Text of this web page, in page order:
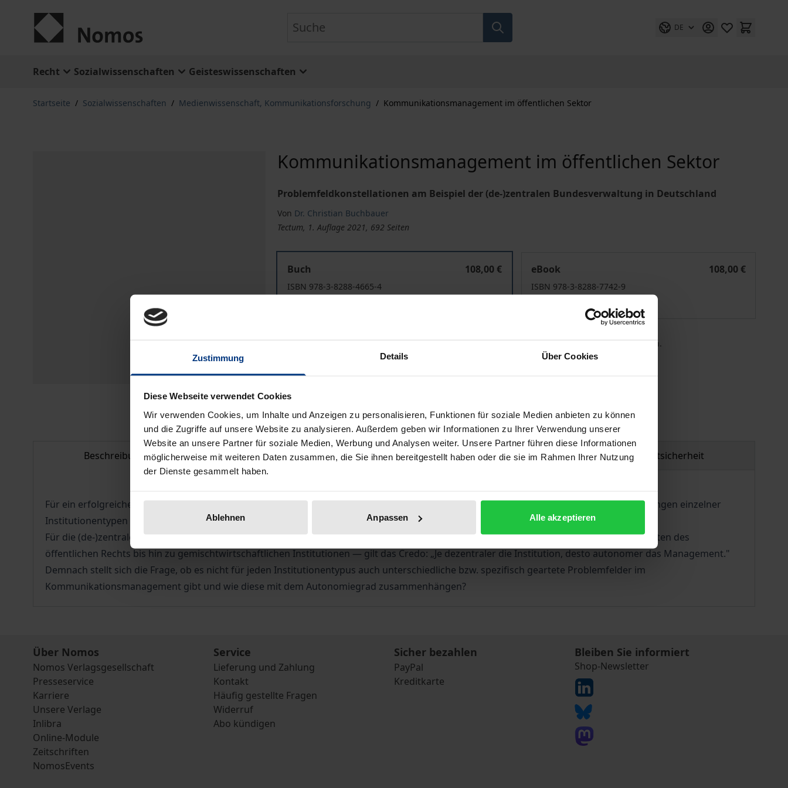
Zustimmung Details Über Cookies
Diese Webseite verwendet Cookies
Wir verwenden Cookies, um Inhalte und Anzeigen zu personalisieren, Funktionen für soziale Medien anbieten zu können
und die Zugriffe auf unsere Website zu analysieren. Außerdem geben wir Informationen zu Ihrer Verwendung unserer
Website an unsere Partner für soziale Medien, Werbung und Analysen weiter. Unsere Partner führen diese Informationen
möglicherweise mit weiteren Daten zusammen, die Sie ihnen bereitgestellt haben oder die sie im Rahmen Ihrer Nutzung
der Dienste gesammelt haben.
Ablehnen Anpassen Alle akzeptieren
DE
Recht Sozialwissenschaften Geisteswissenschaften
Startseite / Sozialwissenschaften / Medienwissenschaft, Kommunikationsforschung / Kommunikationsmanagement im öffentlichen Sektor
Kommunikationsmanagement im öffentlichen Sektor
Problemfeldkonstellationen am Beispiel der (de-)zentralen Bundesverwaltung in Deutschland
Von Dr. Christian Buchbauer
Tectum, 1. Auflage 2021, 692 Seiten
Buch
108,00 €
ISBN 978-3-8288-4665-4
eBook
108,00 €
ISBN 978-3-8288-7742-9
Preisangaben inkl. MwSt. Abhängig von der Lieferadresse kann die MwSt. an der Kasse variieren.
In den Warenkorb
Hinweise zu Versandkosten
Beschreibung Bibliografische Angaben Zusatzmaterial Produktsicherheit
Für ein erfolgreiches Kommunikationsmanagement sind die „Individualisierung“ und „Differenzierung“ von spezifischen Rahmenbedingungen einzelner
Institutionentypen mehr als essenziell.
Für die (de-)zentrale Bundesverwaltung in Deutschland — ausgehend von Kernverwaltung (z. B. Ministerien, Ämter, etc.) oder Körperschaften des
öffentlichen Rechts bis hin zu gemischtwirtschaftlichen Institutionen — gilt das Credo: „Je dezentraler die Institution, desto autonomer das Management."
Demnach stellt sich die Frage, ob es nicht für jeden Institutionentypus auch unterschiedliche bzw. spezifisch geartete Problemfelder im
Kommunikationsmanagement gibt und wie diese mit dem Autonomiegrad zusammenhängen?
Über Nomos
Nomos Verlagsgesellschaft
Presseservice
Karriere
Unsere Verlage
Inlibra
Online-Module
Zeitschriften
NomosEvents
Service
Lieferung und Zahlung
Kontakt
Häufig gestellte Fragen
Widerruf
Abo kündigen
Sicher bezahlen
PayPal
Kreditkarte
Bleiben Sie informiert
Shop-Newsletter